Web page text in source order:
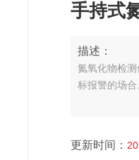
手持式
描述：
氮氧化物检
标报警的场合
更新时间：